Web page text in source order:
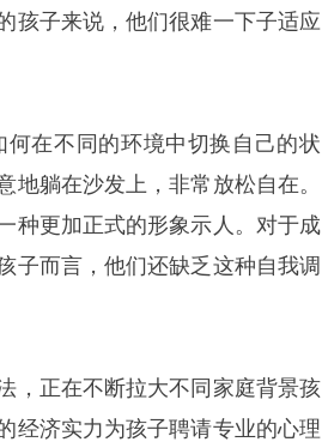
孩子来说，他们很难一下子适应
在不同的环境中切换自己的状
躺在沙发上，非常放松自在。
种更加正式的形象示人。对于成
子而言，他们还缺乏这种自我调
，正在不断拉大不同家庭背景孩
经济实力为孩子聘请专业的心理